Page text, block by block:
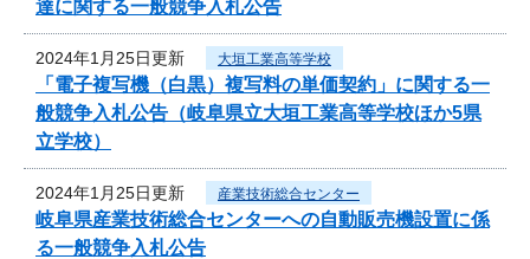
達に関する一般競争入札公告
2024年1月25日更新 大垣工業高等学校
「電子複写機（白黒）複写料の単価契約」に関する一
般競争入札公告（岐阜県立大垣工業高等学校ほか5県
立学校）
2024年1月25日更新 産業技術総合センター
岐阜県産業技術総合センターへの自動販売機設置に係
る一般競争入札公告